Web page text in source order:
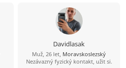
myslí vážně. Jinak mezi mé koníčky
patří čtení mangy a anime občas
pečení (hlavně sladkého) Pokud jsi
člověk s kterým se dá sednout
normálně se sním bavit smát a
budovat vztah budu rád za tvou
odpověď.
Davidlasak
Muž, 26 let, Moravskoslezský
Nezávazný fyzický kontakt, užit si.